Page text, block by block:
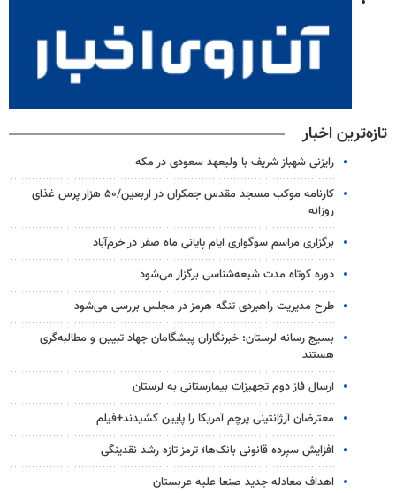
تازه‌ترین اخبار
رایزنی شهباز شریف با ولیعهد سعودی در مکه
کارنامه موکب مسجد مقدس جمکران در اربعین/۵۰ هزار پرس غذای
روزانه
برگزاری مراسم سوگواری ایام پایانی ماه صفر در خرم‌آباد
دوره کوتاه مدت شیعه‌شناسی برگزار می‌شود
طرح مدیریت راهبردی تنگه هرمز در مجلس بررسی می‌شود
بسیج رسانه لرستان: خبرنگاران پیشگامان جهاد تبیین و مطالبه‌گری
هستند
ارسال فاز دوم تجهیزات بیمارستانی به لرستان
معترضان آرژانتینی پرچم آمریکا را پایین کشیدند+فیلم
افزایش سپرده قانونی بانک‌ها؛ ترمز تازه رشد نقدینگی
اهداف معادله جدید صنعا علیه عربستان